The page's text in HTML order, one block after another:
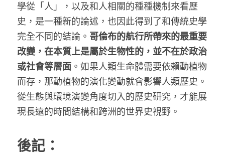
學從「人」，以及和人相關的種種機制來看歷
史，是一種新的論述，也因此得到了和傳統史學
完全不同的結論。 哥倫布的航行所帶來的最重要
改變，在本質上是屬於生物性的，並不在於政治
或社會等層面 。如果人類生命體需要依賴動植物
而存，那動植物的演化變動就會影響人類歷史。
從生態與環境演變角度切入的歷史研究，才能展
現長遠的時間結構和跨洲的世界史視野。
後記：